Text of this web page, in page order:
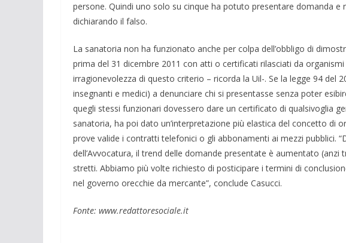
persone. Quindi uno solo su cinque ha potuto presentare domanda
dichiarando il falso.
La sanatoria non ha funzionato anche per colpa dell’obbligo di
prima del 31 dicembre 2011 con atti o certificati rilasciati da
irragionevolezza di questo criterio – ricorda la Uil-. Se la legge 94 del
insegnanti e medici) a denunciare chi si presentasse senza poter
quegli stessi funzionari dovessero dare un certificato di qualsivoglia
sanatoria, ha poi dato un’interpretazione più elastica del concetto di
prove valide i contratti telefonici o gli abbonamenti ai mezzi pubblici.
dell’Avvocatura, il trend delle domande presentate è aumentato
stretti. Abbiamo più volte richiesto di posticipare i termini di
nel governo orecchie da mercante”, conclude Casucci.
Fonte: www.redattoresociale.it